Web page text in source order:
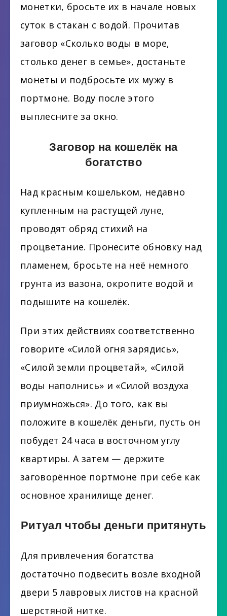
монетки, бросьте их в начале новых
суток в стакан с водой. Прочитав
заговор «Сколько воды в море,
столько денег в семье», достаньте
монеты и подбросьте их мужу в
портмоне. Воду после этого
выплесните за окно.
Заговор на кошелёк на
богатство
Над красным кошельком, недавно
купленным на растущей луне,
проводят обряд стихий на
процветание. Пронесите обновку над
пламенем, бросьте на неё немного
грунта из вазона, окропите водой и
подышите на кошелёк.
При этих действиях соответственно
говорите «Силой огня зарядись»,
«Силой земли процветай», «Силой
воды наполнись» и «Силой воздуха
приумножься». До того, как вы
положите в кошелёк деньги, пусть он
побудет 24 часа в восточном углу
квартиры. А затем — держите
заговорённое портмоне при себе как
основное хранилище денег.
Ритуал чтобы деньги притянуть
Для привлечения богатства
достаточно подвесить возле входной
двери 5 лавровых листов на красной
шерстяной нитке.